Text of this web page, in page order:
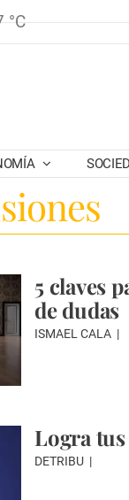
°C
5 claves
de dudas
ISMAEL CALA
Logra
DETRIBU